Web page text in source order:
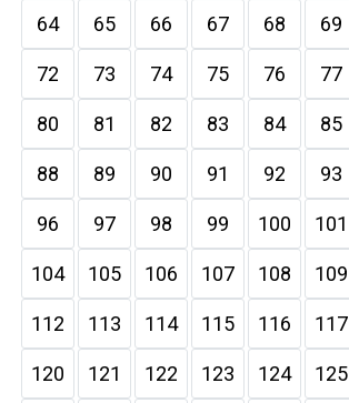
64 65 66 67 68 69
72 73 74 75 76 77
80 81 82 83 84 85
88 89 90 91 92 93
96 97 98 99 100 101
104 105 106 107 108 109
112 113 114 115 116 117
120 121 122 123 124 125